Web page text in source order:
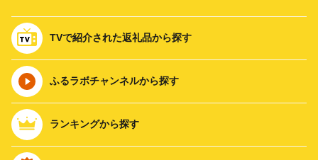
TVで紹介された返礼品から探す
ふるラボチャンネルから探す
ランキングから探す